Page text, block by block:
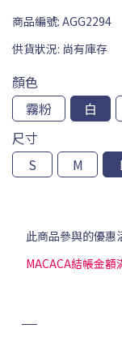
商品編號: AGG2294
供貨狀況: 尚有庫存
顏色
霧粉
白
尺寸
S
M
此商品參與的優惠
MACACA結帳金額